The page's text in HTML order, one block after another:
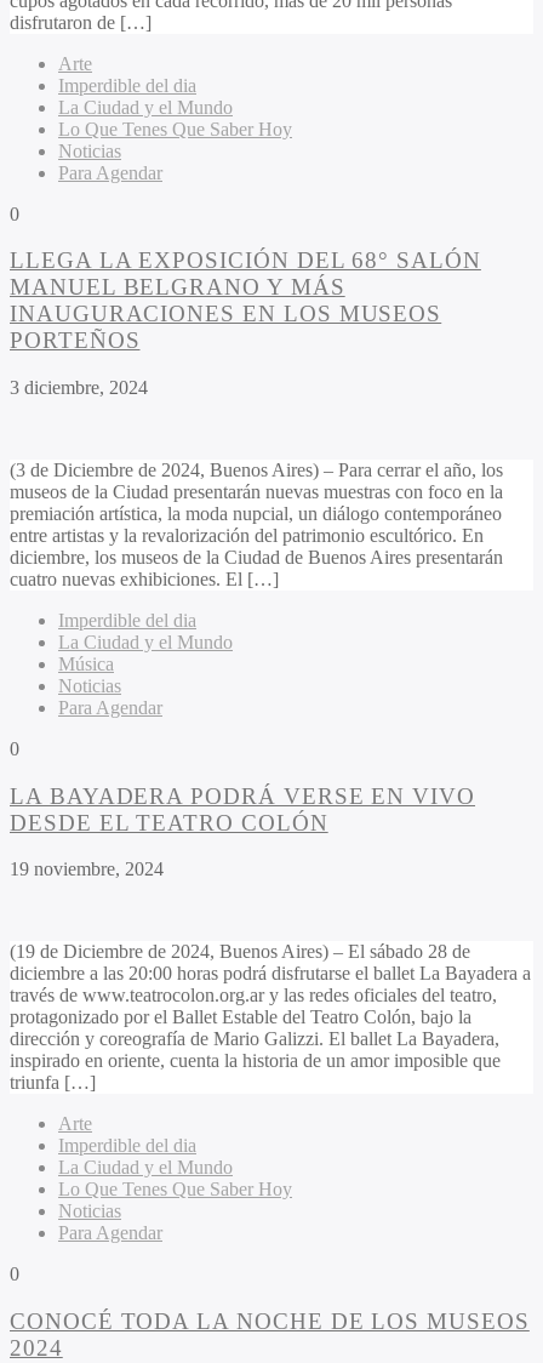
disfrutaron de […]
Arte
Imperdible del dia
La Ciudad y el Mundo
Lo Que Tenes Que Saber Hoy
Noticias
Para Agendar
0
LLEGA LA EXPOSICIÓN DEL 68° SALÓN
MANUEL BELGRANO Y MÁS
INAUGURACIONES EN LOS MUSEOS
PORTEÑOS
3 diciembre, 2024
(3 de Diciembre de 2024, Buenos Aires) – Para cerrar el año, los
museos de la Ciudad presentarán nuevas muestras con foco en la
premiación artística, la moda nupcial, un diálogo contemporáneo
entre artistas y la revalorización del patrimonio escultórico. En
diciembre, los museos de la Ciudad de Buenos Aires presentarán
cuatro nuevas exhibiciones. El […]
Imperdible del dia
La Ciudad y el Mundo
Música
Noticias
Para Agendar
0
LA BAYADERA PODRÁ VERSE EN VIVO
DESDE EL TEATRO COLÓN
19 noviembre, 2024
(19 de Diciembre de 2024, Buenos Aires) – El sábado 28 de
diciembre a las 20:00 horas podrá disfrutarse el ballet La Bayadera a
través de www.teatrocolon.org.ar y las redes oficiales del teatro,
protagonizado por el Ballet Estable del Teatro Colón, bajo la
dirección y coreografía de Mario Galizzi. El ballet La Bayadera,
inspirado en oriente, cuenta la historia de un amor imposible que
triunfa […]
Arte
Imperdible del dia
La Ciudad y el Mundo
Lo Que Tenes Que Saber Hoy
Noticias
Para Agendar
0
CONOCÉ TODA LA NOCHE DE LOS MUSEOS
2024